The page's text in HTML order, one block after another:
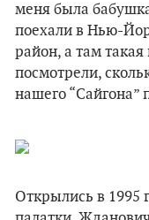
меня была
поехали в Нью-
район, а там
посмотрели,
нашего “Сайгона”
Открылись в 1995